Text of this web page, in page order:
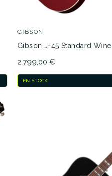
GIBSON
Gibson J-45 Standard
2.799,00 €
EN STOCK